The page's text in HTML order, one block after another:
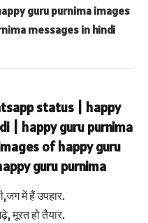
guru purnima images
messages in hindi
status | happy
| happy guru purnima
of happy guru
guru purnima
में हैं उपहार.
मूरत हो तैयार.